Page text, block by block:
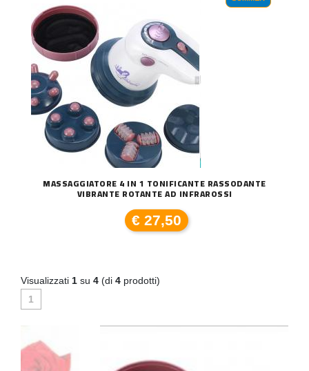
MASSAGGIATORE 4 IN 1 TONIFICANTE RASSODANTE
VIBRANTE ROTANTE AD INFRAROSSI
€ 27,50
Visualizzati 1 su 4 (di 4 prodotti)
1